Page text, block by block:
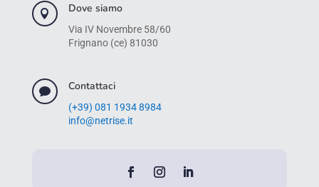
 Dove siamo
Via IV Novembre 58/60
Frignano (ce) 81030
 Contattaci
(+39) 081 1934 8984
info@netrise.it